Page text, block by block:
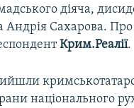
діяча,
Андрія Сахарова. Про
Крим.Реалії.
національного